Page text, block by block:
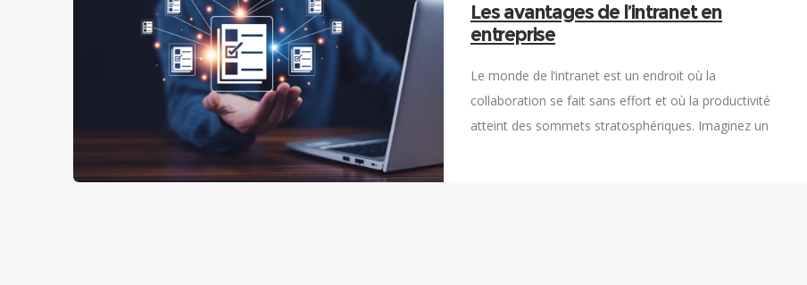
Les avantages de l’intranet en
entreprise
Le monde de l’intranet est un endroit où la
collaboration se fait sans effort et où la productivité
atteint des sommets stratosphériques. Imaginez un